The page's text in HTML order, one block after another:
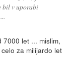
bil v uporabi
7000 let ... mislim,
za milijardo let